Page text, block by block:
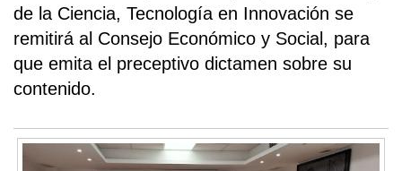
de la Ciencia, Tecnología en Innovación se
remitirá al Consejo Económico y Social, para
que emita el preceptivo dictamen sobre su
contenido.